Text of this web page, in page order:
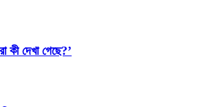
কী দেখা গেছে?’